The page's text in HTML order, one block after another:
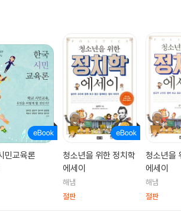
민교육론
청소년을 위한 정치학
에세이
해냄
절판
청소년을
에세이
해냄
절판